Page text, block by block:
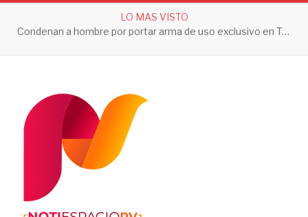
LO MAS VISTO
Condenan a hombre por portar arma de uso exclusivo en Tepic